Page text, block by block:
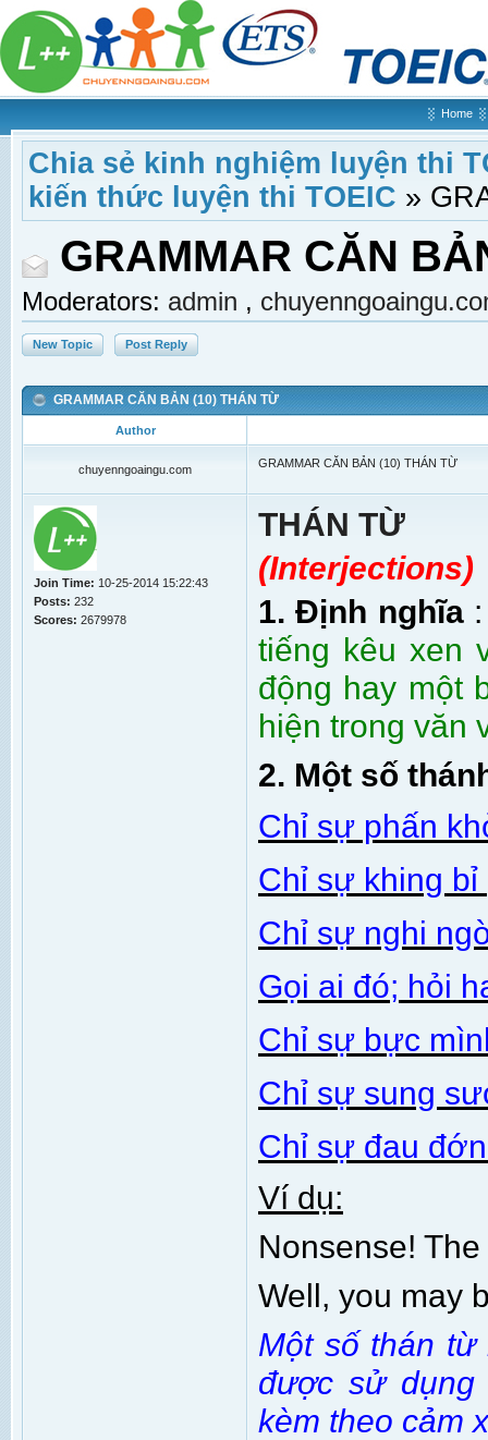
Home
Chia sẻ kinh nghiệm luyện thi
kiến thức luyện thi TOEIC »
GRAMMAR CĂN
Moderators: admin ,
New Topic Post Reply
GRAMMAR CĂN BẢN (10) THÁN TỪ
Author
chuyenngoaingu.com GRAMMAR CĂN BẢN (10) THÁN TỪ
Join Time: 10-25-2014 15:22:43
Posts: 232
Scores: 2679978
THÁN TỪ
(Interjections)
1. Định nghĩa
tiếng kêu xen
động hay một
hiện trong văn
2. Một số
Chỉ sự phấn
Chỉ sự khing bỉ
Chỉ sự nghi
Gọi ai đó; hỏi
Chỉ sự bực
Chỉ sự sung
Chỉ sự đau
Ví dụ:
Nonsense!
Well, you may
Một số thán
được sử
kèm theo cảm